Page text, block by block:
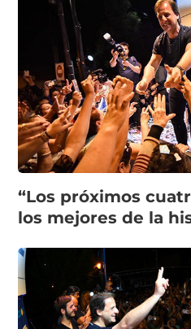
“Los próximos
los mejores de la